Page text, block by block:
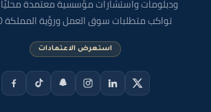
ودبلومات واستشارات مؤسسية معتمدة محليًا
تواكب متطلبات سوق العمل ورؤية المملكة 2030.
استعرض الاعتمادات